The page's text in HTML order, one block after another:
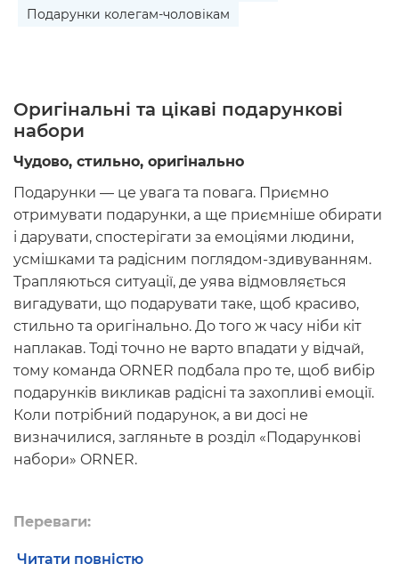
Подарунки колегам-чоловікам
Оригінальні та цікаві подарункові
набори
Чудово, стильно, оригінально
Подарунки — це увага та повага. Приємно
отримувати подарунки, а ще приємніше обирати
і дарувати, спостерігати за емоціями людини,
усмішками та радісним поглядом-здивуванням.
Трапляються ситуації, де уява відмовляється
вигадувати, що подарувати таке, щоб красиво,
стильно та оригінально. До того ж часу ніби кіт
наплакав. Тоді точно не варто впадати у відчай,
тому команда ORNER подбала про те, щоб вибір
подарунків викликав радісні та захопливі емоції.
Коли потрібний подарунок, а ви досі не
визначилися, загляньте в розділ «Подарункові
набори» ORNER.
Переваги:
Універсальність.
Читати повністю